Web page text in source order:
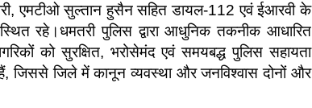
एमटीओ सुल्तान हुसैन सहित डायल-112 एवं ईआरवी के
रहे।धमतरी पुलिस द्वारा आधुनिक तकनीक आधारित
को सुरक्षित, भरोसेमंद एवं समयबद्ध पुलिस सहायता
जिससे जिले में कानून व्यवस्था और जनविश्वास दोनों और